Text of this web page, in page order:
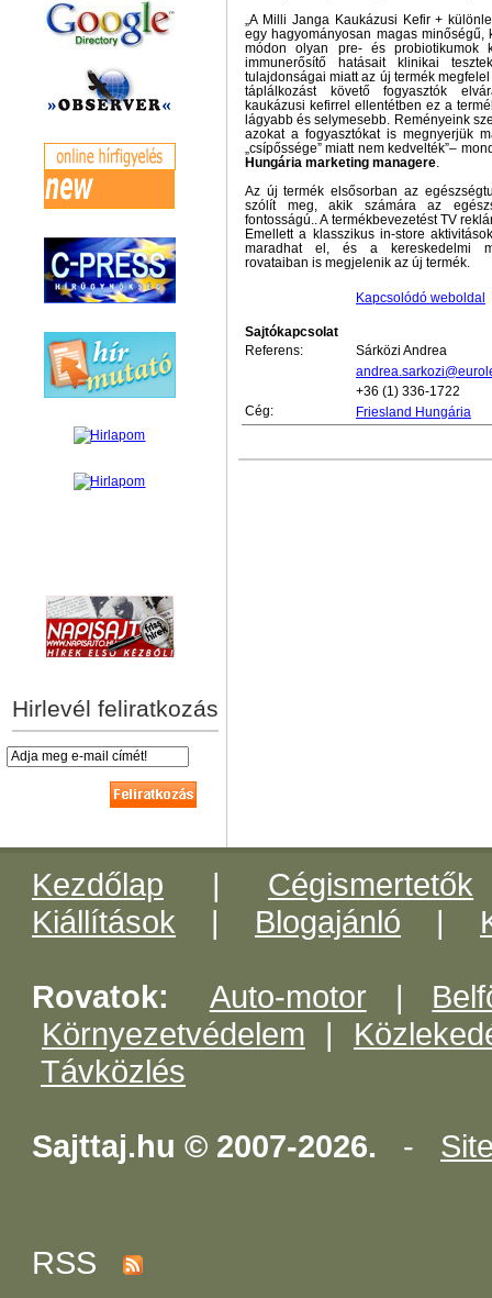
Hirlevél feliratkozás
„A Milli Janga Kaukázusi Kefir +
egy hagyományosan magas minőségű,
módon olyan pre- és probiotikumok
immunerősítő hatásait klinikai
tulajdonságai miatt az új termék
táplálkozást követő fogyasztók
kaukázusi kefirrel ellentétben ez a
lágyabb és selymesebb. Reményeink
azokat a fogyasztókat is megnyerjük
„csípőssége” miatt nem kedvelték”–
Hungária marketing managere.
Az új termék elsősorban az
szólít meg, akik számára az
fontosságú.. A termékbevezetést TV
Emellett a klasszikus in-store
maradhat el, és a kereskedelmi
rovataiban is megjelenik az új termék.
Kapcsolódó weboldal
Sajtókapcsolat
Referens:
Sárközi Andrea
+36 (1) 336-1722
Cég:
Friesland Hungária
Kezdőlap | Cégismertetők
Kiállítások | Blogajánló |
Rovatok: Auto-motor|
Környezetvédelem |
Távközlés
Sajttaj.hu © 2007-2026. -
RSS